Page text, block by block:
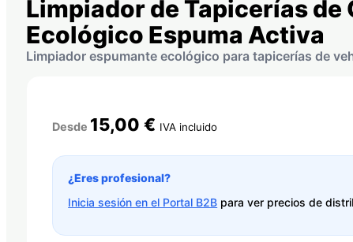
Limpiador de Tapicerías de
Ecológico Espuma Activa
Limpiador espumante ecológico para tapicerías de
Desde 15,00 € IVA incluido
¿Eres profesional?
Inicia sesión en el Portal B2B para ver precios de